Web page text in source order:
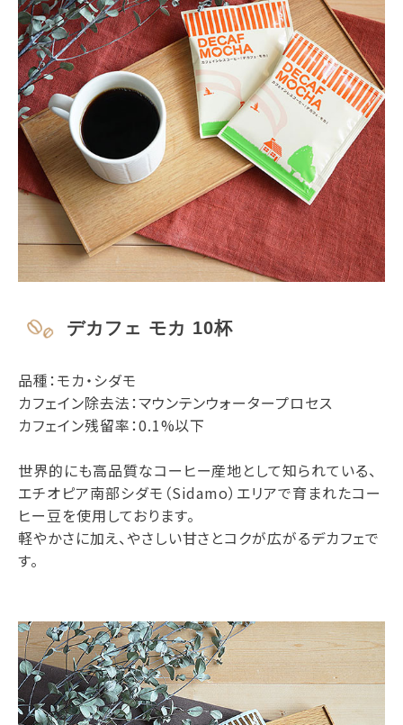
デカフェ モカ 10杯
品種：モカ・シダモ
カフェイン除去法：マウンテンウォータープロセス
カフェイン残留率：0.1%以下
世界的にも高品質なコーヒー産地として知られている、
エチオピア南部シダモ（Sidamo）エリアで育まれたコー
ヒー豆を使用しております。
軽やかさに加え、やさしい甘さとコクが広がるデカフェで
す。